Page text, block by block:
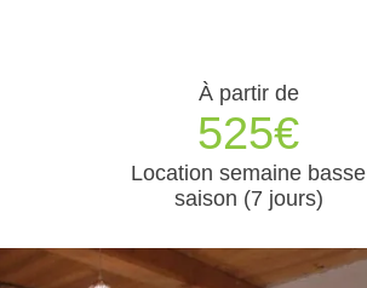
À partir de
525€
Location semaine basse
saison (7 jours)